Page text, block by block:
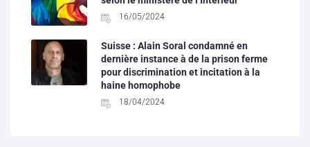
16/05/2024
Suisse : Alain Soral condamné en
dernière instance à de la prison ferme
pour discrimination et incitation à la
haine homophobe
18/04/2024